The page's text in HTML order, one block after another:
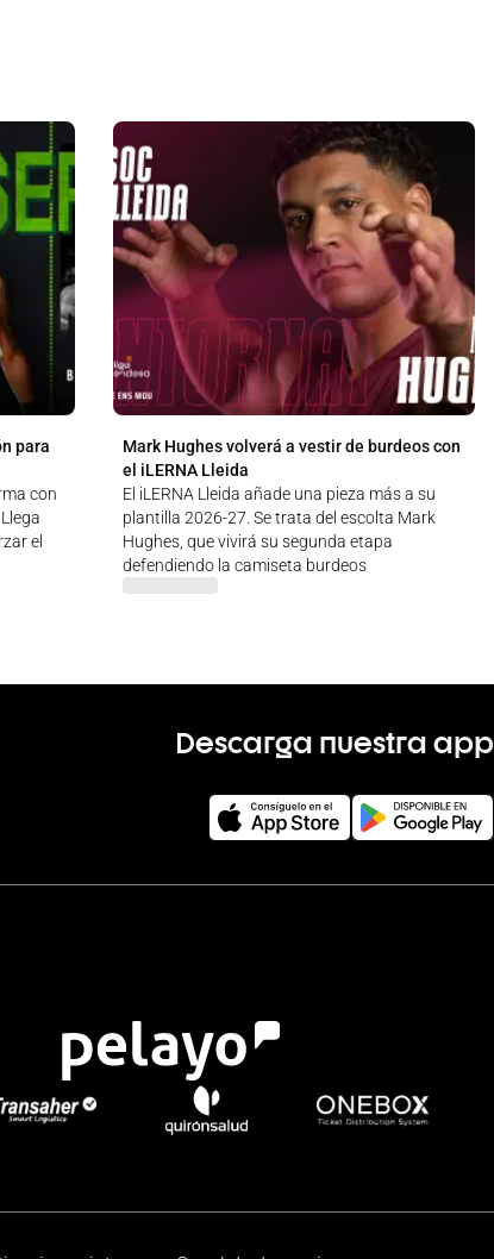
para
con
el
Mark Hughes volverá a vestir de burdeos con
el iLERNA Lleida
El iLERNA Lleida añade una pieza más a su
plantilla 2026-27. Se trata del escolta Mark
Hughes, que vivirá su segunda etapa
defendiendo la camiseta burdeos
Descarga nuestra app